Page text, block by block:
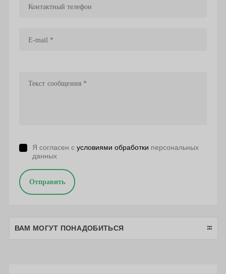
Я согласен с условиями обработки персональных
данных
Отправить
ВАМ МОГУТ ПОНАДОБИТЬСЯ